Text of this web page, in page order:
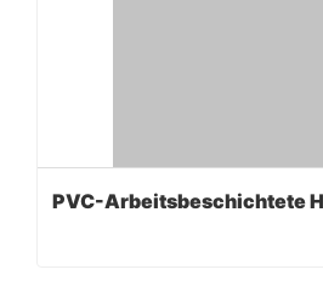
PVC-Arbeitsbeschichtete